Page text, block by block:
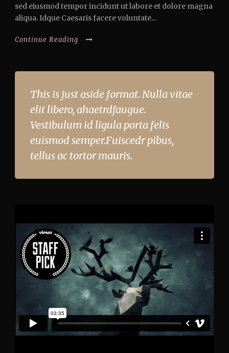
sed eiusmod tempor incidunt ut labore et dolore magna
aliqua. Idque Caesaris facere voluntate...
Continue Reading
This is just aside format. Nulla vitae
elit libero, ahaetrdfaugue.
Vestibulum id ligula porta felis
euismod semper.Fuiscedr pibus,
tellus ac tortor mauris.